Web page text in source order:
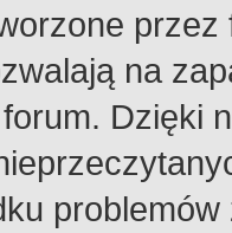
na
Dzięki